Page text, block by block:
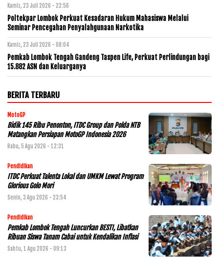
Kamis, 23 Juli 2026 - 22:56
Poltekpar Lombok Perkuat Kesadaran Hukum Mahasiswa Melalui
Seminar Pencegahan Penyalahgunaan Narkotika
Kamis, 23 Juli 2026 - 08:04
Pemkab Lombok Tengah Gandeng Taspen Life, Perkuat Perlindungan bagi
15.882 ASN dan Keluarganya
BERITA TERBARU
MotoGP
Bidik 145 Ribu Penonton, ITDC Group dan Polda NTB
Matangkan Persiapan MotoGP Indonesia 2026
Rabu, 5 Agu 2026 - 12:31
Pendidikan
ITDC Perkuat Talenta Lokal dan UMKM Lewat Program
Glorious Golo Mori
Senin, 3 Agu 2026 - 23:54
Pendidikan
Pemkab Lombok Tengah Luncurkan BESTI, Libatkan
Ribuan Siswa Tanam Cabai untuk Kendalikan Inflasi
Sabtu, 1 Agu 2026 - 09:13